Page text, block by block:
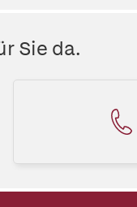
Sie da.